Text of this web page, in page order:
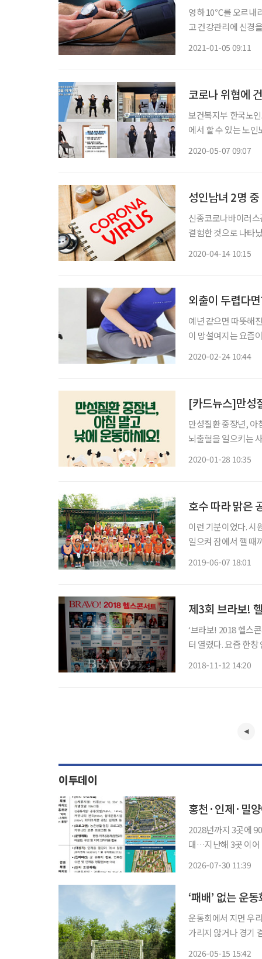
영하 10℃를 오르내
고 건강관리에 신경
2021-01-05 09:11
코로나 위협에
보건복지부 한국노
에서 할 수 있는 노
2020-05-07 09:07
성인남녀 2명
신종코로나바이러
결험한 것으로 나타
2020-04-14 10:15
외출이 두렵다
예년 같으면 따뜻해
이 망설여지는 요즘
2020-02-24 10:44
[카드뉴스]만성
만성질환 중장년, 아
뇌출혈을 일으키는
2020-01-28 10:35
호수 따라 맑은
이런 기분이었다. 시
일으켜 잠에서 깰 때
2019-06-07 18:01
제3회 브라보!
‘브라보! 2018 헬스
터 열렸다. 요즘 한
2018-11-12 14:20
이투데이
홍천·인제·밀
2028년까지 3곳에
대…지난해 3곳 이어 대상지 전국 6곳 홍천·인제·
2026-07-30 11:39
‘패배’ 없는 운
운동회에서 지면 우리 아이 자존감
가리지 않거나 경기
2026-05-15 15:42